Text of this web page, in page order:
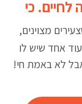
לחיים. כי
מצוינים,
אחד שיש לו
לא באמת חי!